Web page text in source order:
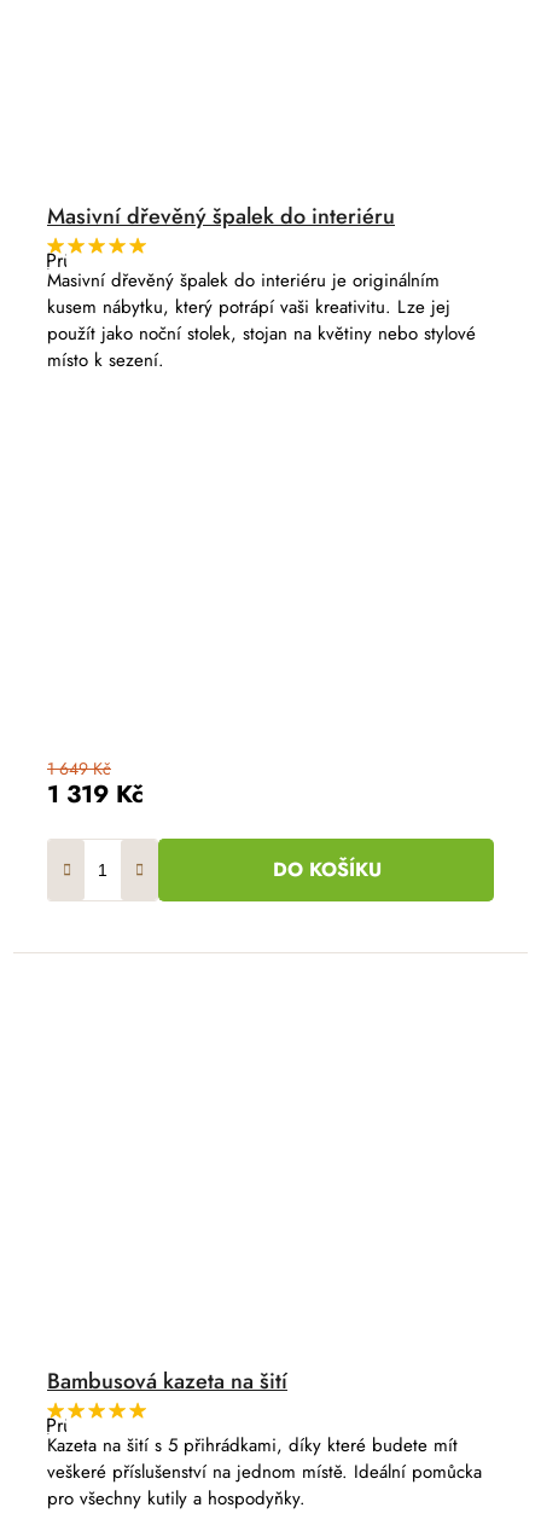
Masivní dřevěný špalek do interiéru
Průměrné
hodnocení
produktu
je
5,0
z
5
1 319 Kč
1 649 Kč
DO KOŠÍKU
Masivní dřevěný špalek do interiéru je originálním
kusem nábytku, který potrápí vaši kreativitu. Lze jej
použít jako noční stolek, stojan na květiny nebo stylové
místo k sezení.
Bambusová kazeta na šití
Průměrné
hodnocení
produktu
je
5,0
z
Kazeta na šití s 5 přihrádkami, díky které budete mít
veškeré příslušenství na jednom místě. Ideální pomůcka
pro všechny kutily a hospodyňky.